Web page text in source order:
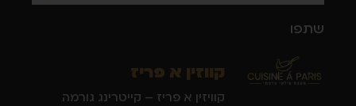
שתפו
קווזין א פריז
קוויזין א פריז – קייטרינג גורמה